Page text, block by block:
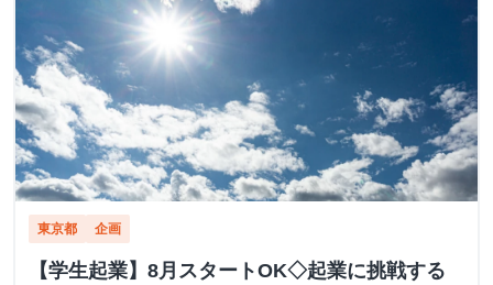
東京都 企画
【学生起業】8月スタートOK◇起業に挑戦する